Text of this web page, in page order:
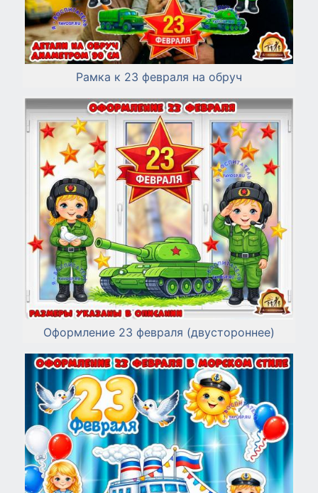
Рамка к 23 февраля на обруч
Оформление 23 февраля (двустороннее)